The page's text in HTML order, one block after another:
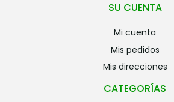
SU CUENTA
mi cuenta
mis pedidos
mis direcciones
CATEGORÍAS